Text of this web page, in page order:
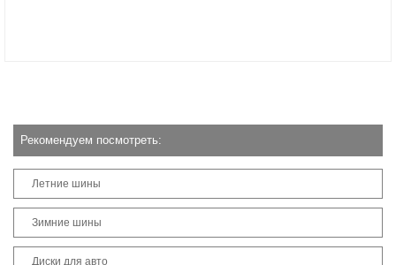
Рекомендуем посмотреть:
Летние шины
Зимние шины
Диски для авто